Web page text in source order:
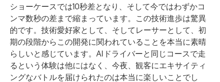
ショーケースでは10秒差となり、そして今ではわずかコ
ンマ数秒の差まで縮まっています。この技術進歩は驚異
的です。技術愛好家として、そしてレーサーとして、初
期の段階からこの開発に関われていることを本当に素晴
らしいと感じています。AIドライバーと同じコースで走
るという体験は他にはなく、今夜、観客にエキサイティ
ングなバトルを届けられたのは本当に楽しいことでし